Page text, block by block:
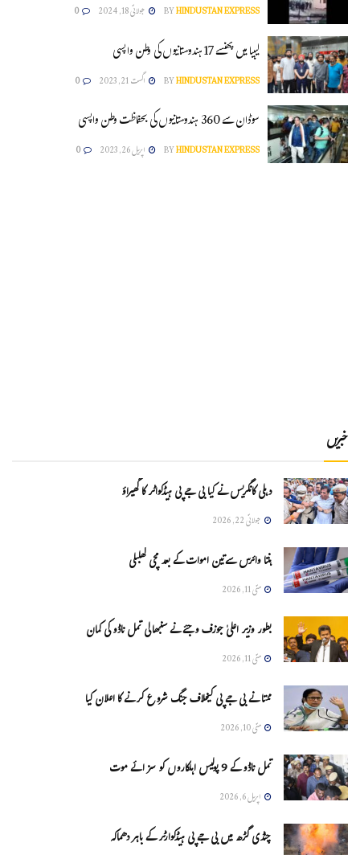
BYHINDUSTAN EXPRESS جولائی 18, 2024 0
لیبیا میں پھنسے 17 ہندوستانیوں کی وطن واپسی
BYHINDUSTAN EXPRESS اگست 21, 2023 0
سوڈان سے 360 ہندوستانیوں کی بحفاظت وطن واپسی
BYHINDUSTAN EXPRESS اپریل 26, 2023 0
خبریں
دہلی کانگریس نے کیا بی جے پی ہیڈکواٹر کا گھیراؤ
جولائی 22, 2026
ہنتا وائرس سےتین اموات کے بعد مچی کھلبلی
مئی 11, 2026
بطور وزیر اعلیٰ جوزف وجئے نے سنبھالی تمل ناڈو کی کمان
مئی 11, 2026
ممتا نے بی جے پی کیخلاف جنگ شروع کرنے کا اعلان کیا
مئی 10, 2026
تمل ناڈو کے 9 پولیس اہلکاروں کو سزائے موت
اپریل 6, 2026
چنڈی گڑھ میں بی جے پی ہیڈکوارٹر کے باہر دھماکہ